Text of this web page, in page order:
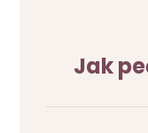
Jak